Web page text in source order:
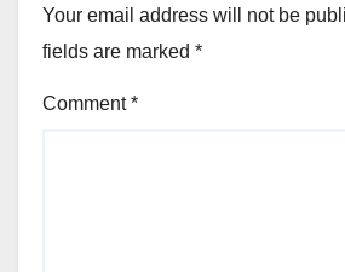
Your email address will not be
fields are marked *
Comment*